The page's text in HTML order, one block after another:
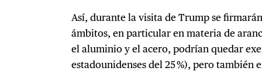
Así, durante la visita de Trump se
ámbitos, en particular en materia de
el aluminio y el acero, podrían quedar
estadounidenses del 25 %), pero también